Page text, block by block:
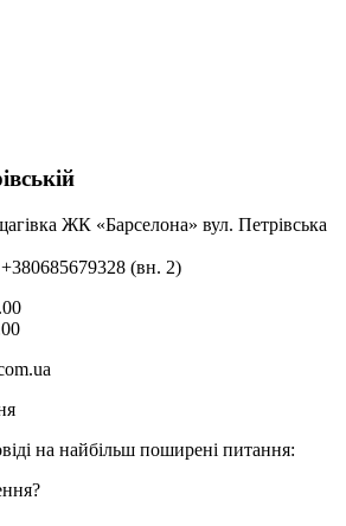
ЖК «Барселона» вул. Петрівська
+380685679328 (вн. 2)
на найбільш поширені питання: